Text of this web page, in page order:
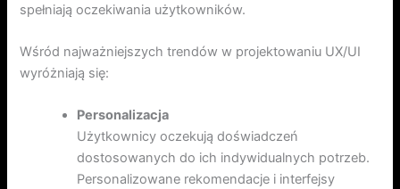
spełniają oczekiwania użytkowników.
Wśród najważniejszych trendów w projektowaniu UX/UI
wyróżniają się:
Personalizacja
Użytkownicy oczekują doświadczeń
dostosowanych do ich indywidualnych potrzeb.
Personalizowane rekomendacje i interfejsy